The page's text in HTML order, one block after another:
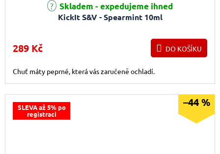
KickIt S&V - Spearmint 10ml
Skladem - expedujeme ihned
289 Kč DO KOŠÍKU
Chuť máty peprné, která vás zaručeně ochladí.
SLEVA až 5% po
registraci
–44 %